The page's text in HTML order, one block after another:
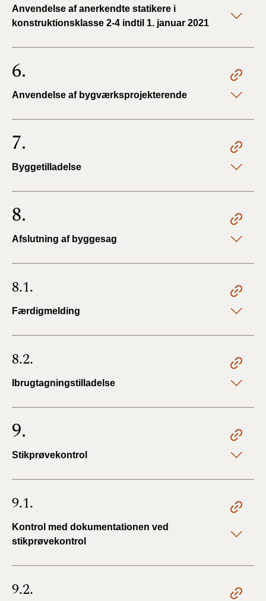
Anvendelse af anerkendte statikere i
konstruktionsklasse 2-4 indtil 1. januar 2021
6.
Anvendelse af bygværksprojekterende
7.
Byggetilladelse
8.
Afslutning af byggesag
8.1.
Færdigmelding
8.2.
Ibrugtagningstilladelse
9.
Stikprøvekontrol
9.1.
Kontrol med dokumentationen ved
stikprøvekontrol
9.2.